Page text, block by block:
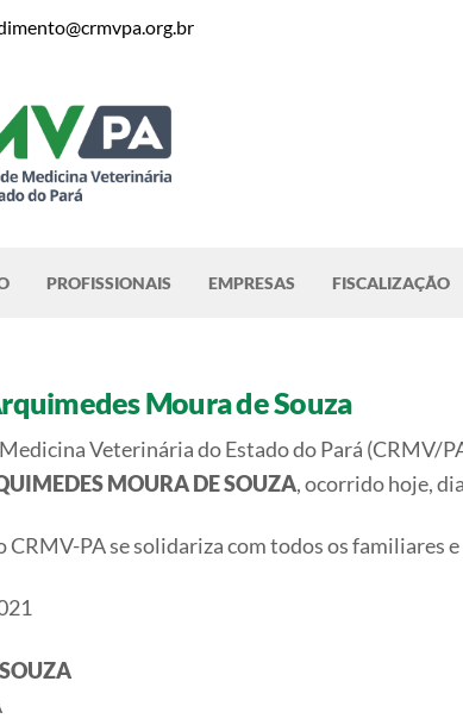
PROFISSIONAIS EMPRESAS FISCALIZAÇÃO
Moura de Souza
Veterinária do Estado do Pará
MOURA DE SOUZA, ocorrido hoje,
CRMV-PA se solidariza com todos os familiares